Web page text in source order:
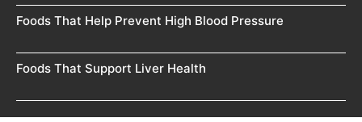
Foods That Help Prevent High Blood Pressure
Foods That Support Liver Health